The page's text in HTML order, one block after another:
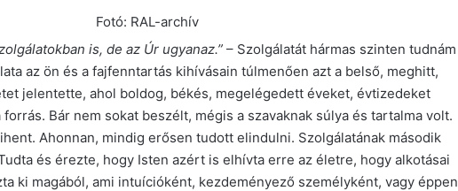
Fotó: RAL-archív
is, de az Úr ugyanaz.” – Szolgálatát hármas szinten tudnám
az ön és a fajfenntartás kihívásain túlmenően azt a belső, meghitt,
jelentette, ahol boldog, békés, megelégedett éveket, évtizedeket
Bár nem sokat beszélt, mégis a szavaknak súlya és tartalma volt.
Ahonnan, mindig erősen tudott elindulni. Szolgálatának második
és érezte, hogy Isten azért is elhívta erre az életre, hogy alkotásai
ki magából, ami intuícióként, kezdeményező személyként, vagy éppen